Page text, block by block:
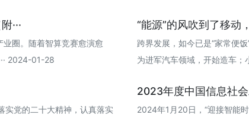
···
圈。随着智算竞赛愈演愈
2024-01-28
“能源”的风吹到了移动
跨界发展，如今已是“家常便
为进军汽车领域，开始造车
党的二十大精神，认真落实
2023年度中国信息社
2024年1月20日，“迎接智能